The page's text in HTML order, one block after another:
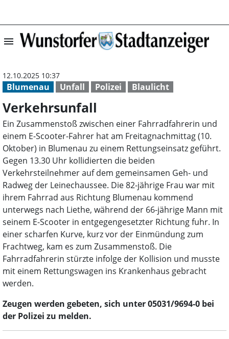
menu Verkehrsunfall
Blumenau Unfall Polizei Blaulicht
12.10.2025 10:37
Verkehrsunfall
Ein Zusammenstoß zwischen einer Fahrradfahrerin und
einem E-Scooter-Fahrer hat am Freitagnachmittag (10.
Oktober) in Blumenau zu einem Rettungseinsatz geführt.
Gegen 13.30 Uhr kollidierten die beiden
Verkehrsteilnehmer auf dem gemeinsamen Geh- und
Radweg der Leinechaussee. Die 82-jährige Frau war mit
ihrem Fahrrad aus Richtung Blumenau kommend
unterwegs nach Liethe, während der 66-jährige Mann mit
seinem E-Scooter in entgegengesetzter Richtung fuhr. In
einer scharfen Kurve, kurz vor der Einmündung zum
Frachtweg, kam es zum Zusammenstoß. Die
Fahrradfahrerin stürzte infolge der Kollision und musste
mit einem Rettungswagen ins Krankenhaus gebracht
werden.
Zeugen werden gebeten, sich unter 05031/9694-0 bei
der Polizei zu melden.